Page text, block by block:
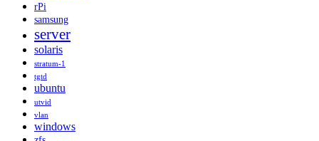
rPi
samsung
server
solaris
stratum-1
tgtd
ubuntu
utvid
vlan
windows